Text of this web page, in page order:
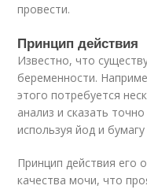
провести.
Принцип действия
Известно, что
беременности.
этого потребуется
анализ и сказать
используя йод и
Принцип действия его
качества мочи, что